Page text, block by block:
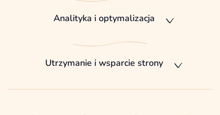
Analityka i optymalizacja
Utrzymanie i wsparcie strony